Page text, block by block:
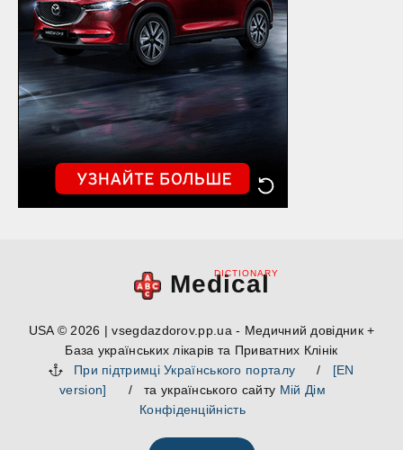
Medical
DICTIONARY
USA © 2026 | vsegdazdorov.pp.ua - Медичний довідник +
База українських лікарів та Приватних Клінік
При підтримці Українського порталу
/ [EN
version]
/ та українського сайту Мій Дім
Конфіденційність